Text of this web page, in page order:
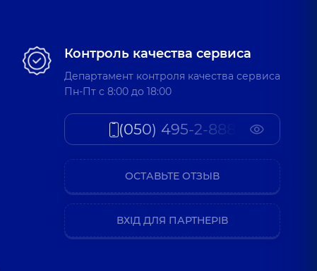
Контроль качества сервиса
Департамент контроля качества сервиса
Пн-Пт c 8:00 до 18:00
(050) 495-2-888
ОСТАВЬТЕ ОТЗЫВ
ВХІД ДЛЯ ПАРТНЕРІВ